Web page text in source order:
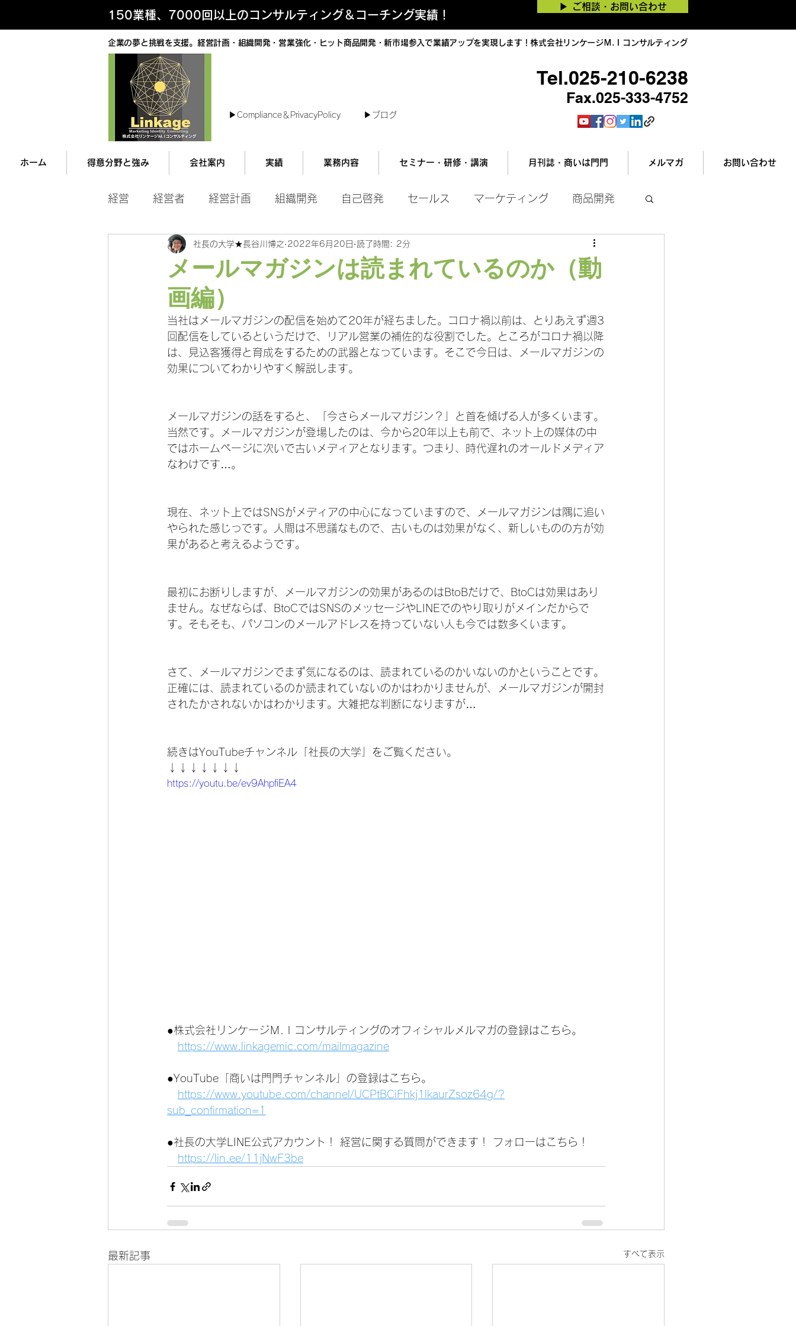
150業種、7000回以上のコンサルティング＆コーチング実績！
▶︎ ご相談・お問い合わせ
企業の夢と挑戦を支援。経営計画・組織開発・営業強化・ヒット商品開発・新市場参入で業績アップを実現します！株式会社リンケージＭ.Ｉコンサルティング
▶︎Compliance＆PrivacyPolicy ▶︎ブログ
Tel.025-210-6238
Fax.025-333-4752
ホーム 得意分野と強み 会社案内 実績 業務内容 セミナー・研修・講演 月刊誌・商いは門門 メルマガ お問い合わせ
経営 経営者 経営計画 組織開発 自己啓発 セールス マーケティング 商品開発
マネジメント 営業ツール
メールマガジンは読まれているのか（動
画編）
社長の大学★長谷川博之 2022年6月20日 読了時間: 2分
当社はメールマガジンの配信を始めて20年が経ちました。コロナ禍以前は、とりあえず週3
回配信をしているというだけで、リアル営業の補佐的な役割でした。ところがコロナ禍以降
は、見込客獲得と育成をするための武器となっています。そこで今日は、メールマガジンの
効果についてわかりやすく解説します。
メールマガジンの話をすると、「今さらメールマガジン？」と首を傾げる人が多くいます。
当然です。メールマガジンが登場したのは、今から20年以上も前で、ネット上の媒体の中
ではホームページに次いで古いメディアとなります。つまり、時代遅れのオールドメディア
なわけです…。
現在、ネット上ではSNSがメディアの中心になっていますので、メールマガジンは隅に追い
やられた感じっです。人間は不思議なもので、古いものは効果がなく、新しいものの方が効
果があると考えるようです。
最初にお断りしますが、メールマガジンの効果があるのはBtoBだけで、BtoCは効果はあり
ません。なぜならば、BtoCではSNSのメッセージやLINEでのやり取りがメインだからで
す。そもそも、パソコンのメールアドレスを持っていない人も今では数多くいます。
さて、メールマガジンでまず気になるのは、読まれているのかいないのかということです。
正確には、読まれているのか読まれていないのかはわかりませんが、メールマガジンが開封
されたかされないかはわかります。大雑把な判断になりますが…
続きはYouTubeチャンネル「社長の大学」をご覧ください。
↓↓↓↓↓↓↓
https://youtu.be/ev9AhpfiEA4
●株式会社リンケージＭ.Ｉコンサルティングのオフィシャルメルマガの登録はこちら。
https://www.linkagemic.com/mailmagazine
●YouTube「商いは門門チャンネル」の登録はこちら。
https://www.youtube.com/channel/UCPtBCiFhkj1lkaurZsoz64g/?
sub_confirmation=1
●社長の大学LINE公式アカウント！ 経営に関する質問ができます！ フォローはこちら！
https://lin.ee/11jNwF3be
最新記事 すべて表示